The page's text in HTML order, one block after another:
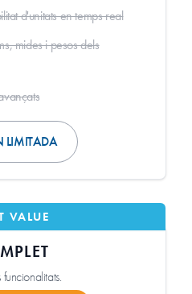
d'unitats en temps real
mides i pesos dels
LIMITADA
VALUE
funcionalitats.